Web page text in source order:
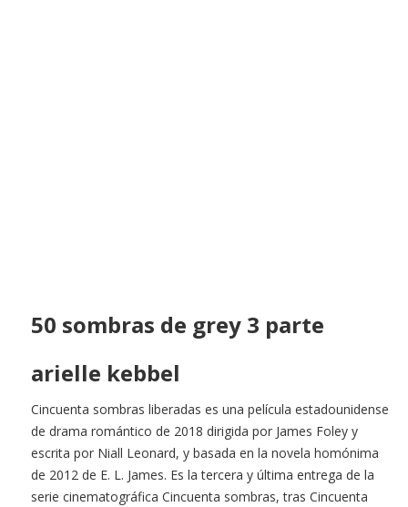
50 sombras de grey 3 parte
arielle kebbel
Cincuenta sombras liberadas es una película estadounidense
de drama romántico de 2018 dirigida por James Foley y
escrita por Niall Leonard, y basada en la novela homónima
de 2012 de E. L. James. Es la tercera y última entrega de la
serie cinematográfica Cincuenta sombras, tras Cincuenta